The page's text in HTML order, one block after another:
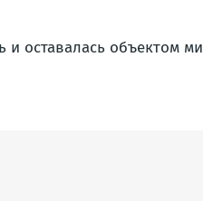
и оставалась объектом